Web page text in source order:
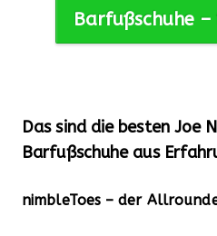
Barfußschuhe
Das sind die besten Joe
Barfußschuhe aus
nimbleToes – der